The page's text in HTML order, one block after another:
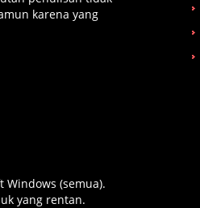
karena yang
(semua).
yang rentan.